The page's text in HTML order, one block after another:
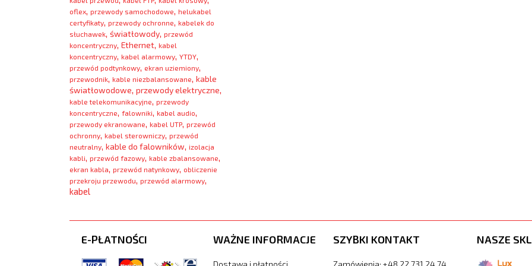
oflex, przewody samochodowe, helukabel
certyfikaty, przewody ochronne, kabelek do
słuchawek, światłowody, przewód
koncentryczny, Ethernet, kabel
koncentryczny, kabel alarmowy, YTDY,
przewód podtynkowy, ekran uziemiony,
przewodnik, kable niezbalansowane, kable
światłowodowe, przewody elektryczne,
kable telekomunikacyjne, przewody
koncentryczne, falowniki, kabel audio,
przewody ekranowane, kabel UTP, przewód
ochronny, kabel sterowniczy, przewód
neutralny, kable do falowników, izolacja
kabli, przewód fazowy, kable zbalansowane,
ekran kabla, przewód natynkowy, obliczenie
przekroju przewodu, przewód alarmowy,
kabel
E-PŁATNOŚCI WAŻNE INFORMACJE
Dostawa i płatności
SZYBKI KONTAKT
Zamówienia: +48 22 731 24 74
NASZE